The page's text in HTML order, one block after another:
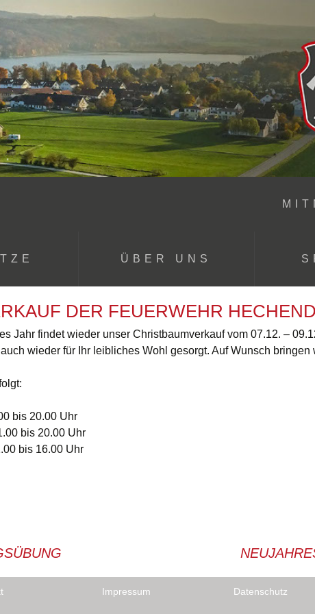
ÜBER UNS
Team
Jugendfeuerwehr
DER FEUERWEHR
Jahr findet wieder unser Christbaumverkauf vom 07.12. –
wieder für Ihr leibliches Wohl gesorgt. Auf Wunsch
bis 20.00 Uhr
bis 20.00 Uhr
bis 16.00 Uhr
Impressum Datenschutz